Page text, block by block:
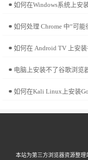
如何在Windows系统上安
如何处理 Chrome 中“可能
如何在 Android TV 上安装
电脑上安装不了谷歌浏览
如何在Kali Linux上安装
本站为第三方浏览器资源整